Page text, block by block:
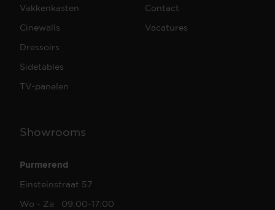
Vakkenkasten
Cinewalls
Dressoirs
Sidetables
TV-panelen
Contact
Vacatures
Showrooms
Purmerend
Einsteinstraat 57
Wo - Za 09:00-17:00